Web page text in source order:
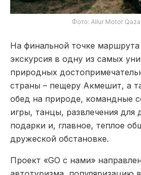
Фото: Allur Motor
На финальной точке
экскурсия в одну из самых
природных
страны – пещеру Акмешит, а
обед на природе, командные
игры, танцы, развлечения для
подарки и, главное, теплое
дружеской обстановке.
Проект «GO с нами»